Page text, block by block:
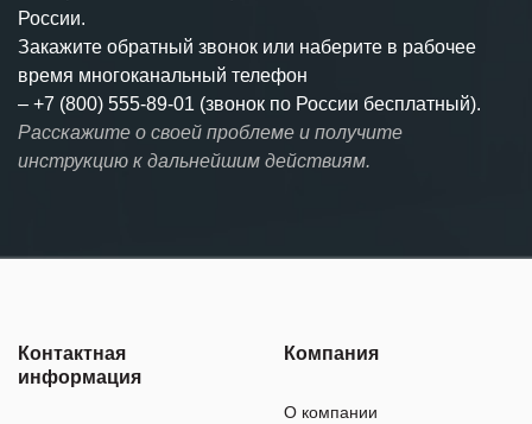
России.
Закажите обратный звонок или наберите в рабочее
время многоканальный телефон
– +7 (800) 555-89-01 (звонок по России бесплатный).
Расскажите о своей проблеме и получите
инструкцию к дальнейшим действиям.
Контактная
информация
Компания
О компании